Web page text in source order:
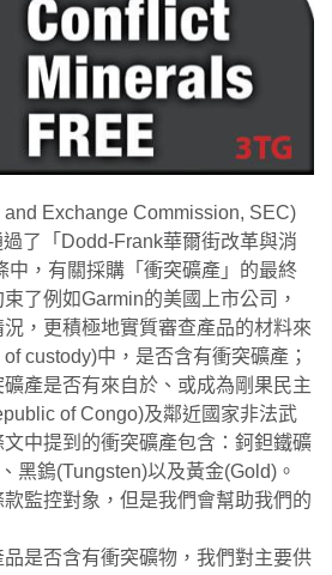
Exchange Commission, SEC)
了「Dodd-Frank華爾街改革與消
中，有關採購「衝突礦產」的最終
了例如Garmin的美國上市公司，
，更積極地實質審查產品的材料來
custody)中，是否含有衝突礦產；
產是否有來自於、或成為剛果民主
of Congo)及鄰近國家非法武
中提到的衝突礦產包含：鈳鉭鐵礦
黑鎢(Tungsten)以及黃金(Gold)。
監控對象，但是我們會幫助我們的
是否含有衝突礦物，我們對主要供